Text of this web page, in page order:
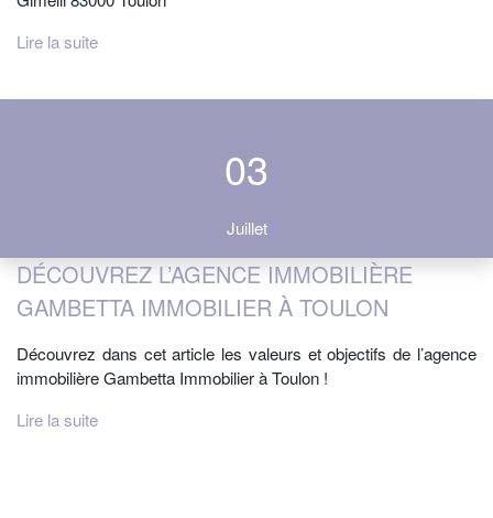
Lire la suite
03
Juillet
DÉCOUVREZ L’AGENCE IMMOBILIÈRE
GAMBETTA IMMOBILIER À TOULON
Découvrez dans cet article les valeurs et objectifs de l’agence
immobilière Gambetta Immobilier à Toulon !
Lire la suite